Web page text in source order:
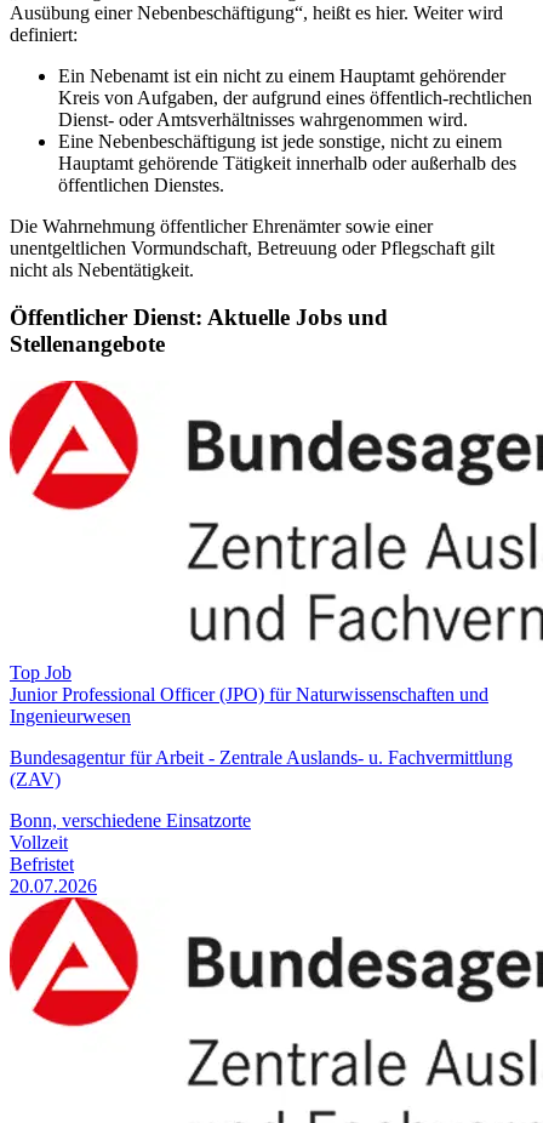
Ausübung einer Nebenbeschäftigung“, heißt es hier. Weiter wird
definiert:
Ein Nebenamt ist ein nicht zu einem Hauptamt gehörender
Kreis von Aufgaben, der aufgrund eines öffentlich-rechtlichen
Dienst- oder Amtsverhältnisses wahrgenommen wird.
Eine Nebenbeschäftigung ist jede sonstige, nicht zu einem
Hauptamt gehörende Tätigkeit innerhalb oder außerhalb des
öffentlichen Dienstes.
Die Wahrnehmung öffentlicher Ehrenämter sowie einer
unentgeltlichen Vormundschaft, Betreuung oder Pflegschaft gilt
nicht als Nebentätigkeit.
Öffentlicher Dienst: Aktuelle Jobs und
Stellenangebote
Top Job
Junior Professional Officer (JPO) für Naturwissenschaften und
Ingenieurwesen
Bundesagentur für Arbeit - Zentrale Auslands- u. Fachvermittlung
(ZAV)
Bonn, verschiedene Einsatzorte
Vollzeit
Befristet
20.07.2026